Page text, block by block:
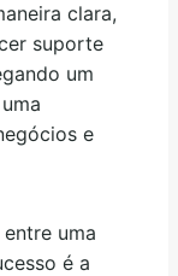
clara,
suporte
um
e
uma
é a